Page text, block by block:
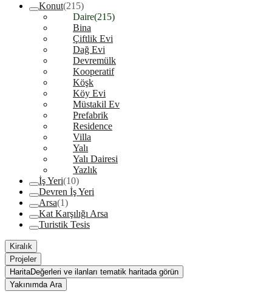
Konut(215)
Daire(215)
Bina
Çiftlik Evi
Dağ Evi
Devremülk
Kooperatif
Köşk
Köy Evi
Müstakil Ev
Prefabrik
Residence
Villa
Yalı
Yalı Dairesi
Yazlık
İş Yeri(10)
Devren İş Yeri
Arsa(1)
Kat Karşılığı Arsa
Turistik Tesis
Kiralık
Projeler
HaritaDeğerleri ve ilanları tematik haritada görün
Yakınımda Ara